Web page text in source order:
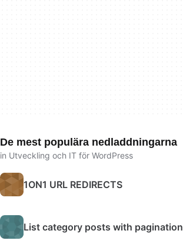
De mest populära nedladdningarna
in Utveckling och IT för WordPress
1ON1 URL REDIRECTS
List category posts with pagination